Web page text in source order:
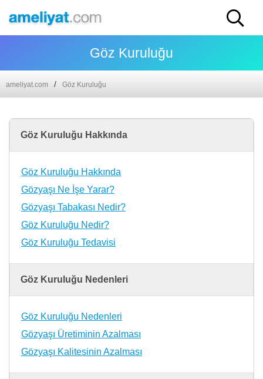
Göz Kuruluğu
ameliyat.com Göz Kuruluğu
Göz Kuruluğu Hakkında
Göz Kuruluğu Hakkında
Gözyaşı Ne İşe Yarar?
Gözyaşı Tabakası Nedir?
Göz Kuruluğu Nedir?
Göz Kuruluğu Tedavisi
Göz Kuruluğu Nedenleri
Göz Kuruluğu Nedenleri
Gözyaşı Üretiminin Azalması
Gözyaşı Kalitesinin Azalması